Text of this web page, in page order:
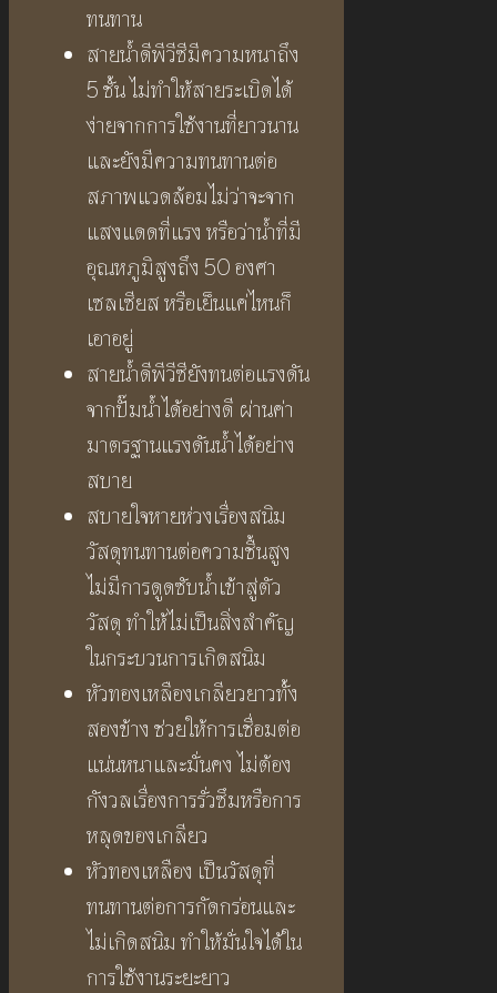
ทนทาน
สายน้ำดีพีวีซีมีความหนาถึง
5 ชั้น ไม่ทำให้สายระเบิดได้
ง่ายจากการใช้งานที่ยาวนาน
และยังมีความทนทานต่อ
สภาพแวดล้อมไม่ว่าจะจาก
แสงแดดที่แรง หรือว่าน้ำที่มี
อุณหภูมิสูงถึง 50 องศา
เซลเซียส หรือเย็นแค่ไหนก็
เอาอยู่
สายน้ำดีพีวีซียังทนต่อแรงดัน
จากปั๊มน้ำได้อย่างดี ผ่านค่า
มาตรฐานแรงดันน้ำได้อย่าง
สบาย
สบายใจหายห่วงเรื่องสนิม
วัสดุทนทานต่อความชื้นสูง
ไม่มีการดูดซับน้ำเข้าสู่ตัว
วัสดุ ทำให้ไม่เป็นสิ่งสำคัญ
ในกระบวนการเกิดสนิม
หัวทองเหลืองเกลียวยาวทั้ง
สองข้าง ช่วยให้การเชื่อมต่อ
แน่นหนาและมั่นคง ไม่ต้อง
กังวลเรื่องการรั่วซึมหรือการ
หลุดของเกลียว
หัวทองเหลือง เป็นวัสดุที่
ทนทานต่อการกัดกร่อนและ
ไม่เกิดสนิม ทำให้มั่นใจได้ใน
การใช้งานระยะยาว